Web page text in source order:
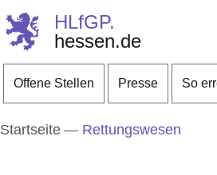
Direkt zum Kopf der
Direkt zum Inhalt
Direkt zum Fuß der
HLfGP.
hessen.de
Offene Stellen Presse So
Startseite Rettungswesen